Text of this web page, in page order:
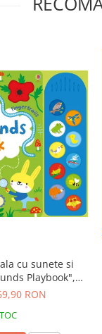
cu sunete si
Playbook",
RON